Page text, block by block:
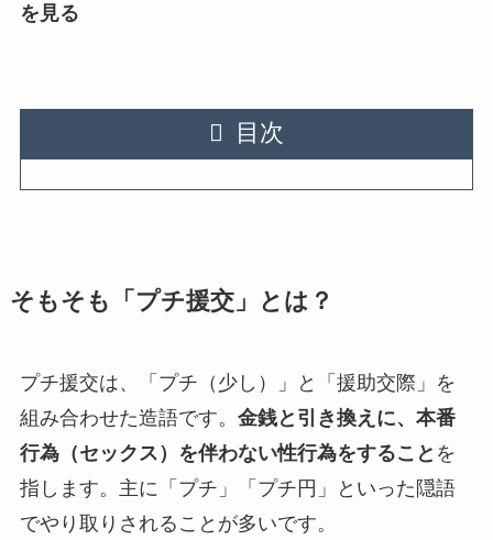
を見る
目次
そもそも「プチ援交」とは？
プチ援交は、「プチ（少し）」と「援助交際」を
組み合わせた造語です。 金銭と引き換えに、本番
行為（セックス）を伴わない性行為をすること を
指します。主に「プチ」「プチ円」といった隠語
でやり取りされることが多いです。